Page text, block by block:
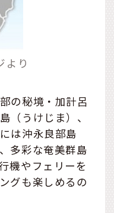
り
の秘境・加計呂
（うけじま）、
は沖永良部島
多彩な奄美群島
機やフェリーを
グも楽しめるの